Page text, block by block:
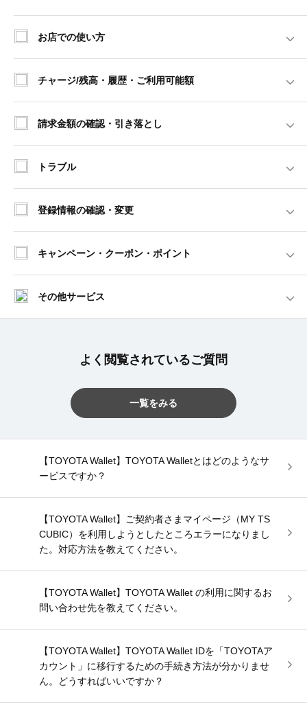
お店での使い方
チャージ/残高・履歴・ご利用可能額
請求金額の確認・引き落とし
トラブル
登録情報の確認・変更
キャンペーン・クーポン・ポイント
その他サービス
よく閲覧されているご質問
一覧をみる
【TOYOTA Wallet】TOYOTA Walletとはどのようなサ
ービスですか？
【TOYOTA Wallet】ご契約者さまマイページ（MY TS
CUBIC）を利用しようとしたところエラーになりまし
た。対応方法を教えてください。
【TOYOTA Wallet】TOYOTA Wallet の利用に関するお
問い合わせ先を教えてください。
【TOYOTA Wallet】TOYOTA Wallet IDを「TOYOTAア
カウント」に移行するための手続き方法が分かりませ
ん。どうすればいいですか？